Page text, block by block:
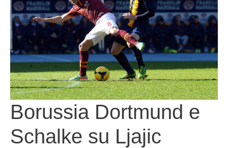
Borussia Dortmund e
Schalke su Ljajic